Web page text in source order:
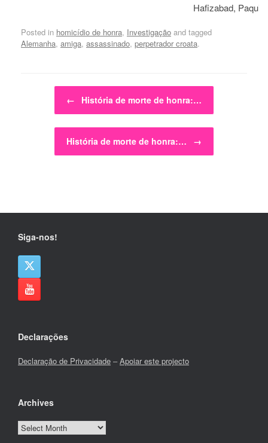
Hafizabad,
Posted in homicídio de honra, Investigação and tagged
Alemanha, amiga, assassinado, perpetrador croata.
Post navigation
← História de morte de honra:…
História de morte de honra:… →
Siga-nos!
Declarações
Declaração de Privacidade –Apoiar este projecto
Archives
Archives